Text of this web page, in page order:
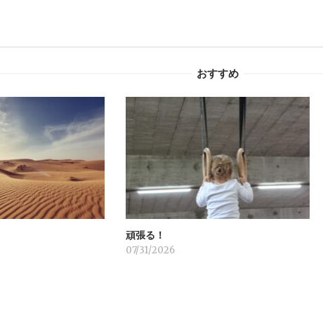
おすすめ
頑張る！
07/31/2026